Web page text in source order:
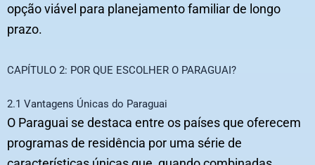
opção viável para planejamento familiar de longo
prazo.
CAPÍTULO 2: POR QUE ESCOLHER O PARAGUAI?
2.1 Vantagens Únicas do Paraguai
O Paraguai se destaca entre os países que oferecem
programas de residência por uma série de